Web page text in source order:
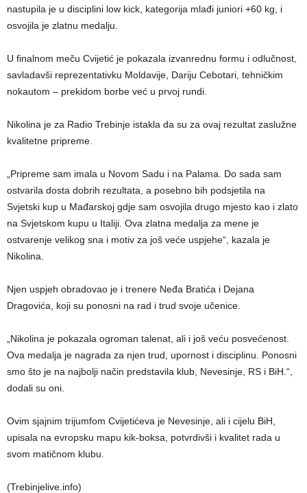
nastupila je u disciplini low kick, kategorija mlađi juniori +60 kg, i
osvojila je zlatnu medalju.
U finalnom meču Cvijetić je pokazala izvanrednu formu i odlučnost,
savladavši reprezentativku Moldavije, Dariju Cebotari, tehničkim
nokautom – prekidom borbe već u prvoj rundi.
Nikolina je za Radio Trebinje istakla da su za ovaj rezultat zaslužne
kvalitetne pripreme.
„Pripreme sam imala u Novom Sadu i na Palama. Do sada sam
ostvarila dosta dobrih rezultata, a posebno bih podsjetila na
Svjetski kup u Mađarskoj gdje sam osvojila drugo mjesto kao i zlato
na Svjetskom kupu u Italiji. Ova zlatna medalja za mene je
ostvarenje velikog sna i motiv za još veće uspjehe“, kazala je
Nikolina.
Njen uspjeh obradovao je i trenere Neđa Bratića i Dejana
Dragovića, koji su ponosni na rad i trud svoje učenice.
„Nikolina je pokazala ogroman talenat, ali i još veću posvećenost.
Ova medalja je nagrada za njen trud, upornost i disciplinu. Ponosni
smo što je na najbolji način predstavila klub, Nevesinje, RS i BiH.“,
dodali su oni.
Ovim sjajnim trijumfom Cvijetićeva je Nevesinje, ali i cijelu BiH,
upisala na evropsku mapu kik-boksa, potvrdivši i kvalitet rada u
svom matičnom klubu.
(Trebinjelive.info)